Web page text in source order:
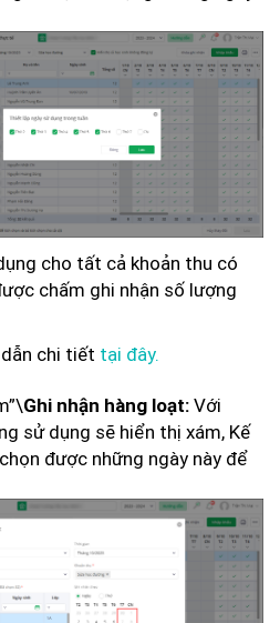
cho tất cả khoản thu có
chấm ghi nhận số lượng
chi tiết tại đây.
Ghi nhận hàng loạt: Với
sử dụng sẽ hiển thị xám, Kế
được những ngày này để